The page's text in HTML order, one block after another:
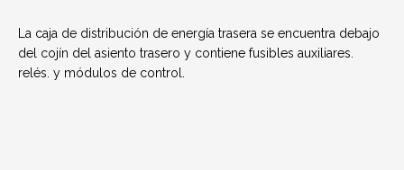
La caja de distribución de energía trasera se encuentra debajo
del cojín del asiento trasero y contiene fusibles auxiliares.
relés. y módulos de control.